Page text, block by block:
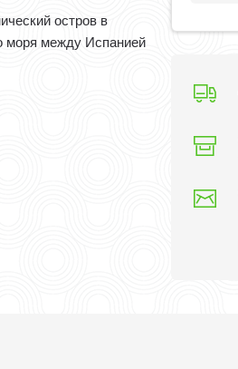
остров в
моря между Испанией